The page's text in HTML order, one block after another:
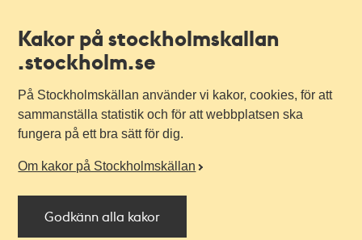
Kakor på stockholmskallan
.stockholm.se
På Stockholmskällan använder vi kakor, cookies, för att
sammanställa statistik och för att webbplatsen ska
fungera på ett bra sätt för dig.
Om kakor på Stockholmskällan
Godkänn alla kakor